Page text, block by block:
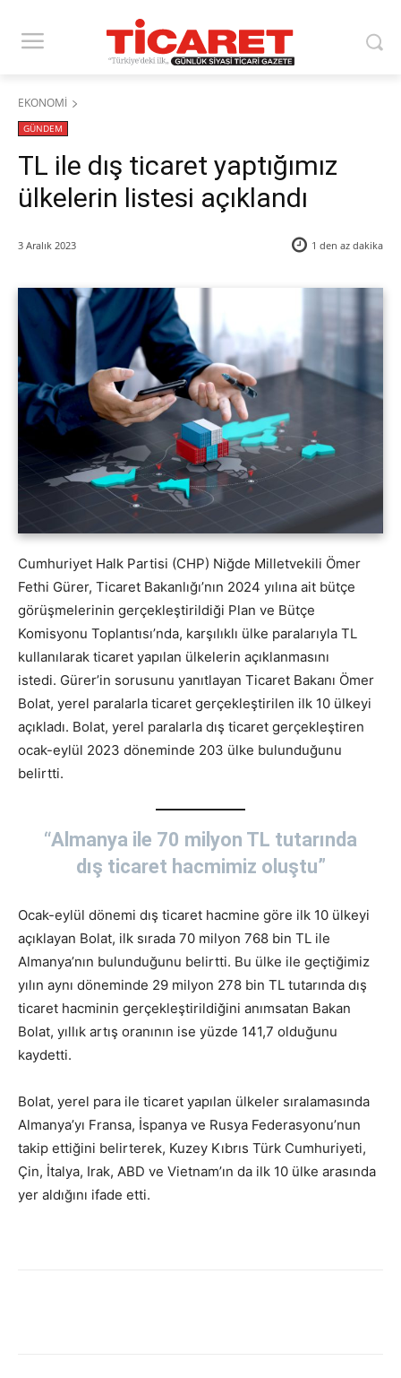
EKONOMİ
GÜNDEM
TL ile dış ticaret yaptığımız
ülkelerin listesi açıklandı
3 Aralık 2023 1 den az dakika
Cumhuriyet Halk Partisi (CHP) Niğde Milletvekili Ömer
Fethi Gürer, Ticaret Bakanlığı’nın 2024 yılına ait bütçe
görüşmelerinin gerçekleştirildiği Plan ve Bütçe
Komisyonu Toplantısı’nda, karşılıklı ülke paralarıyla TL
kullanılarak ticaret yapılan ülkelerin açıklanmasını
istedi. Gürer’in sorusunu yanıtlayan Ticaret Bakanı Ömer
Bolat, yerel paralarla ticaret gerçekleştirilen ilk 10 ülkeyi
açıkladı. Bolat, yerel paralarla dış ticaret gerçekleştiren
ocak-eylül 2023 döneminde 203 ülke bulunduğunu
belirtti.
“Almanya ile 70 milyon TL tutarında
dış ticaret hacmimiz oluştu”
Ocak-eylül dönemi dış ticaret hacmine göre ilk 10 ülkeyi
açıklayan Bolat, ilk sırada 70 milyon 768 bin TL ile
Almanya’nın bulunduğunu belirtti. Bu ülke ile geçtiğimiz
yılın aynı döneminde 29 milyon 278 bin TL tutarında dış
ticaret hacminin gerçekleştirildiğini anımsatan Bakan
Bolat, yıllık artış oranının ise yüzde 141,7 olduğunu
kaydetti.
Bolat, yerel para ile ticaret yapılan ülkeler sıralamasında
Almanya’yı Fransa, İspanya ve Rusya Federasyonu’nun
takip ettiğini belirterek, Kuzey Kıbrıs Türk Cumhuriyeti,
Çin, İtalya, Irak, ABD ve Vietnam’ın da ilk 10 ülke arasında
yer aldığını ifade etti.